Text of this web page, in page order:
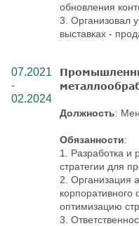
обновления
3. Организовал
выставках -
07.2021
-
02.2024
Должность:
Обязанности:
1. Разработка и
стратегии для
2. Организация
корпоративного
оптимизацию
3.